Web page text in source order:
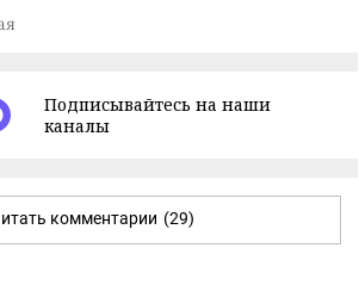
Подписывайтесь на наши
каналы
комментарии (29)